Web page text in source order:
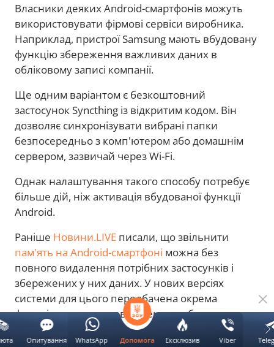
Власники деяких Android-смартфонів можуть
використовувати фірмові сервіси виробника.
Наприклад, пристрої Samsung мають вбудовану
функцію збереження важливих даних в
обліковому записі компанії.
Ще одним варіантом є безкоштовний
застосунок Syncthing із відкритим кодом. Він
дозволяє синхронізувати вибрані папки
безпосередньо з комп'ютером або домашнім
сервером, зазвичай через Wi-Fi.
Однак налаштування такого способу потребує
більше дій, ніж активація вбудованої функції
Android.
Раніше Новини.LIVE писали, що звільнити
пам'ять на Android-смартфоні можна без
повного видалення потрібних застосунків і
збережених у них даних. У нових версіях
системи для цього передбачена окрема
функція, яка тимчасово зменшує обсяг
зайнятого сховища.
Допомога Ексклюзив Viber
Опитування WhatsApp